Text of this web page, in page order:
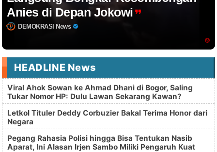
Anies di Depan Jokowi
DEMOKRASI News
HEADLINE News
Viral Ahok Sowan ke Ahmad Dhani di Bogor, Saling
Tukar Nomor HP: Dulu Lawan Sekarang Kawan?
Letkol Tituler Deddy Corbuzier Bakal Terima Honor dari
Negara
Pegang Rahasia Polisi hingga Bisa Tentukan Nasib
Aparat, Ini Alasan Irjen Sambo Miliki Pengaruh Kuat